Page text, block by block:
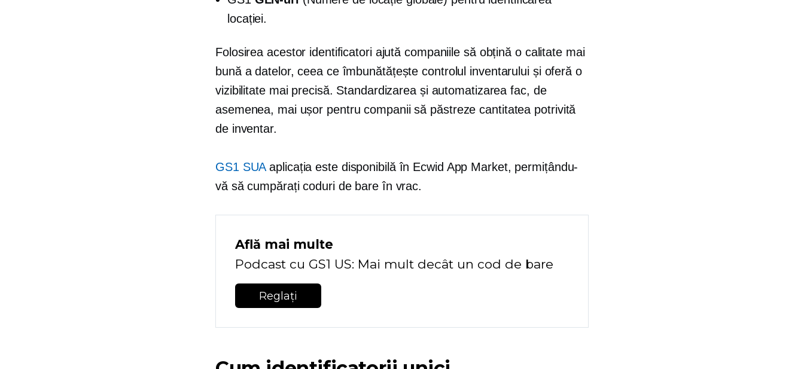
locației.
Folosirea acestor identificatori ajută companiile să obțină o calitate mai
bună a datelor, ceea ce îmbunătățește controlul inventarului și oferă o
vizibilitate mai precisă. Standardizarea și automatizarea fac, de
asemenea, mai ușor pentru companii să păstreze cantitatea potrivită
de inventar.
GS1 SUAaplicația este disponibilă în Ecwid App Market, permițându-
vă să cumpărați coduri de bare în vrac.
Află mai multe
Podcast cu GS1 US: Mai mult decât un cod de bare
Reglați